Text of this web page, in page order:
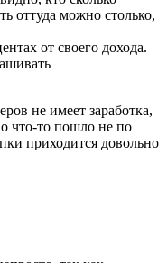
оттуда можно столько,
от своего дохода.
не имеет заработка,
что-то пошло не по
приходится довольно